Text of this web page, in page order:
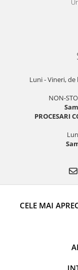
Luni - Vineri,
NON-
PROCESARI
CELE MAI